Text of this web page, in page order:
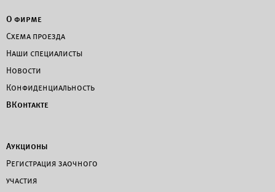
О фирме
Схема проезда
Наши специалисты
Новости
Конфиденциальность
ВКонтакте
Аукционы
Регистрация заочного
участия